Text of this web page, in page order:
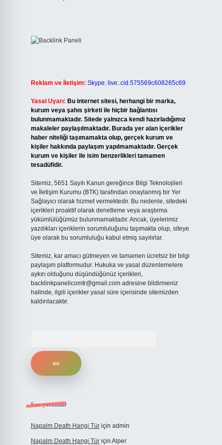
Reklam ve İletişim: Skype: live:.cid.575569c608265c69
Yasal Uyarı: Bu internet sitesi, herhangi bir marka,
kurum veya şahıs şirketi ile hiçbir bağlantısı
bulunmamaktadır. Sitede yalnızca kendi hazırladığımız
makaleler paylaşılmaktadır. Burada yer alan içerikler
haber niteliği taşımamakta olup, gerçek kurum ve
kişiler hakkında paylaşım yapılmamaktadır. Gerçek
kurum ve kişiler ile isim benzerlikleri tamamen
tesadüfidir.
Sitemiz, 5651 Sayılı Kanun gereğince Bilgi Teknolojileri
ve İletişim Kurumu (BTK) tarafından onaylanmış bir Yer
Sağlayıcı olarak hizmet vermektedir. Bu nedenle, sitedeki
içerikleri proaktif olarak denetleme veya araştırma
yükümlülüğümüz bulunmamaktadır. Ancak, üyelerimiz
yazdıkları içeriklerin sorumluluğunu taşımakta olup, siteye
üye olarak bu sorumluluğu kabul etmiş sayılırlar.
Sitemiz, kar amacı gütmeyen ve tamamen ücretsiz bir bilgi
paylaşım platformudur. Hukuka ve yasal düzenlemelere
aykırı olduğunu düşündüğünüz içerikleri,
backlinkpanelicomtr@gmail.comadresine bildirmeniz
halinde, ilgili içerikler yasal süre içerisinde sitemizden
kaldırılacaktır.
Son yorumlar
Napalm Death Hangi Türiçin admin
Napalm Death Hangi Türiçin Alper